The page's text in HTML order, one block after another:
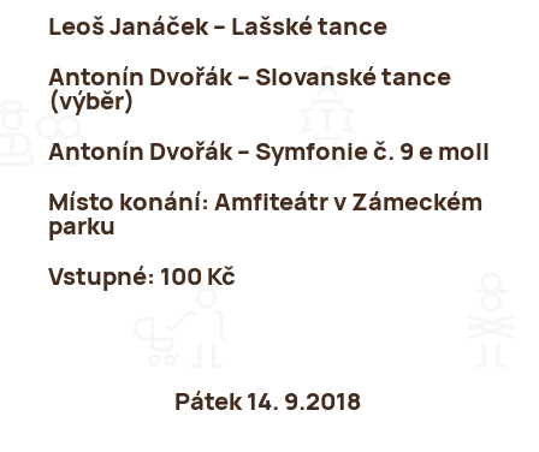
Leoš Janáček – Lašské tance
Antonín Dvořák – Slovanské tance
(výběr)
Antonín Dvořák – Symfonie č. 9 e moll
Místo konání: Amfiteátr v Zámeckém
parku
Vstupné: 100 Kč
Pátek 14. 9.2018